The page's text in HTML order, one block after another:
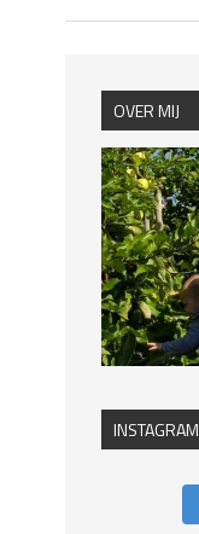
OVER MIJ
INSTAGRAM